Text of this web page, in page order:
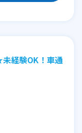
経験OK！車通